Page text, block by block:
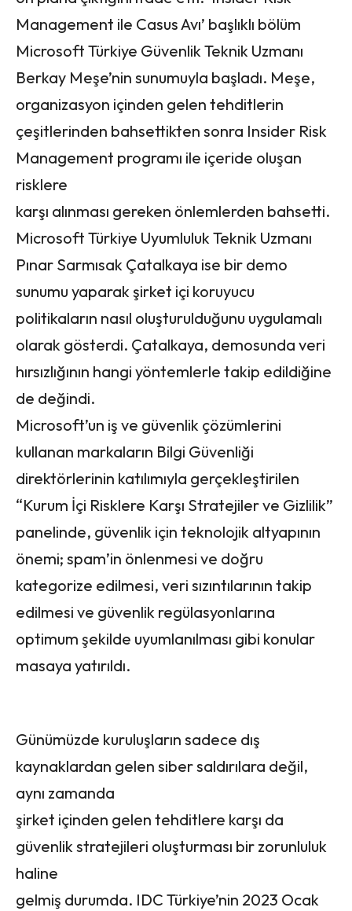
Management ile Casus Avı’ başlıklı bölüm
Microsoft Türkiye Güvenlik Teknik Uzmanı
Berkay Meşe’nin sunumuyla başladı. Meşe,
organizasyon içinden gelen tehditlerin
çeşitlerinden bahsettikten sonra Insider Risk
Management programı ile içeride oluşan
risklere
karşı alınması gereken önlemlerden bahsetti.
Microsoft Türkiye Uyumluluk Teknik Uzmanı
Pınar Sarmısak Çatalkaya ise bir demo
sunumu yaparak şirket içi koruyucu
politikaların nasıl oluşturulduğunu uygulamalı
olarak gösterdi. Çatalkaya, demosunda veri
hırsızlığının hangi yöntemlerle takip edildiğine
de değindi.
Microsoft’un iş ve güvenlik çözümlerini
kullanan markaların Bilgi Güvenliği
direktörlerinin katılımıyla gerçekleştirilen
“Kurum İçi Risklere Karşı Stratejiler ve Gizlilik”
panelinde, güvenlik için teknolojik altyapının
önemi; spam’in önlenmesi ve doğru
kategorize edilmesi, veri sızıntılarının takip
edilmesi ve güvenlik regülasyonlarına
optimum şekilde uyumlanılması gibi konular
masaya yatırıldı.
Günümüzde kuruluşların sadece dış
kaynaklardan gelen siber saldırılara değil,
aynı zamanda
şirket içinden gelen tehditlere karşı da
güvenlik stratejileri oluşturması bir zorunluluk
haline
gelmiş durumda. IDC Türkiye’nin 2023 Ocak